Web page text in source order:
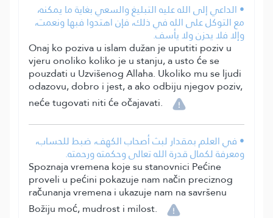
• الداعي إلى الله عليه التبليغ والسعي بغاية ما يمكنه،
مع التوكل على الله في ذلك، فإن اهتدوا فبها ونعمت،
وإلا فلا يحزن ولا يأسف.
Onaj ko poziva u islam dužan je uputiti poziv u
vjeru onoliko koliko je u stanju, a usto će se
pouzdati u Uzvišenog Allaha. Ukoliko mu se ljudi
odazovu, dobro i jest, a ako odbiju njegov poziv,
neće tugovati niti će očajavati.
• في العلم بمقدار لبث أصحاب الكهف، ضبط للحساب،
ومعرفة لكمال قدرة الله تعالى وحكمته ورحمته.
Spoznaja vremena koje su stanovnici Pećine
proveli u pećini pokazuje nam način preciznog
računanja vremena i ukazuje nam na savršenu
Božiju moć, mudrost i milost.